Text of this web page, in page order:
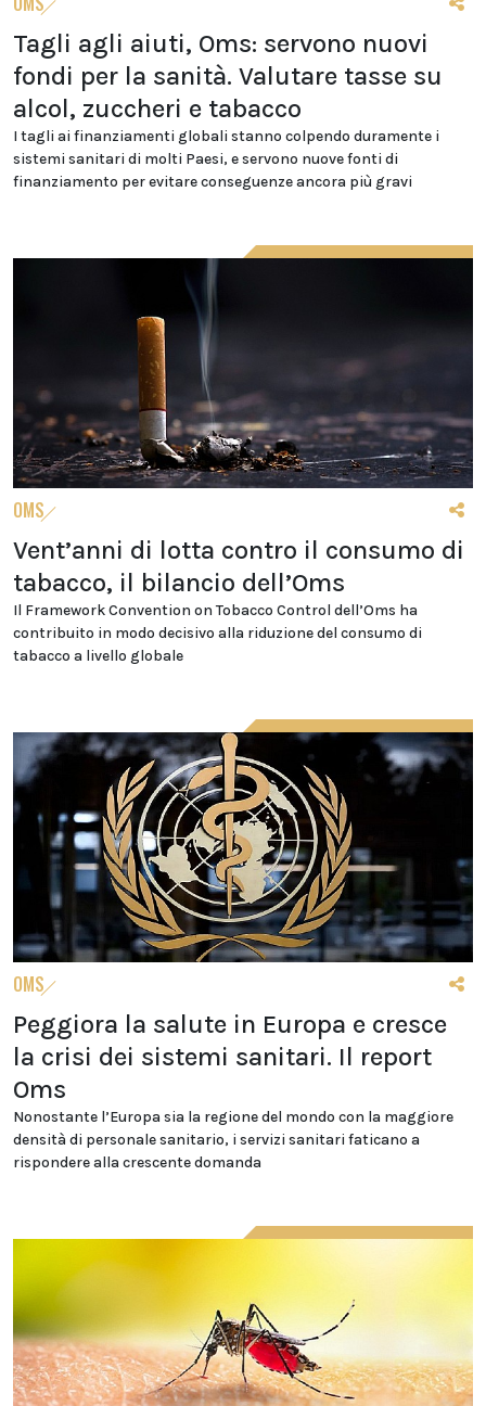
Tagli agli aiuti, Oms: servono nuovi
fondi per la sanità. Valutare tasse su
alcol, zuccheri e tabacco
I tagli ai finanziamenti globali stanno colpendo duramente i
sistemi sanitari di molti Paesi, e servono nuove fonti di
finanziamento per evitare conseguenze ancora più gravi
OMS
Vent’anni di lotta contro il consumo di
tabacco, il bilancio dell’Oms
Il Framework Convention on Tobacco Control dell’Oms ha
contribuito in modo decisivo alla riduzione del consumo di
tabacco a livello globale
OMS
Peggiora la salute in Europa e cresce
la crisi dei sistemi sanitari. Il report
Oms
Nonostante l’Europa sia la regione del mondo con la maggiore
densità di personale sanitario, i servizi sanitari faticano a
rispondere alla crescente domanda